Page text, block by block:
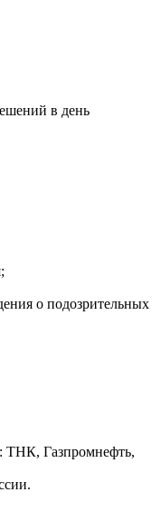
в день
о подозрительных
ТНК, Газпромнефть,